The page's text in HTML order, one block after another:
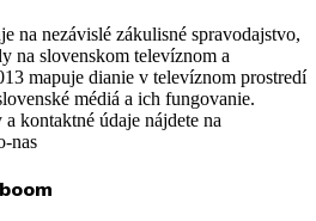
na nezávislé zákulisné spravodajstvo,
na slovenskom televíznom a
mapuje dianie v televíznom prostredí
médiá a ich fungovanie.
kontaktné údaje nájdete na
nas